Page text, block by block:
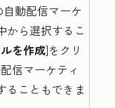
動配信マーケ
から選択するこ
を作成]をクリ
信マーケティ
ることもできま